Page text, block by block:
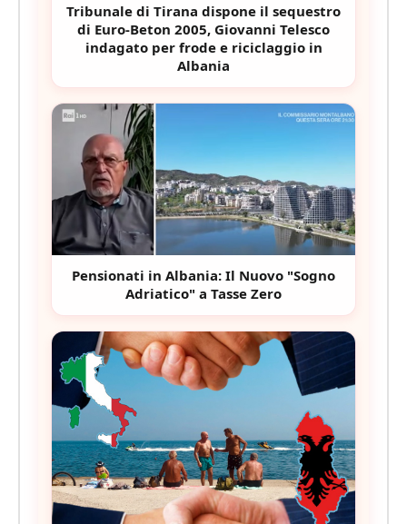
Tribunale di Tirana dispone il sequestro
di Euro-Beton 2005, Giovanni Telesco
indagato per frode e riciclaggio in
Albania
Pensionati in Albania: Il Nuovo "Sogno
Adriatico" a Tasse Zero